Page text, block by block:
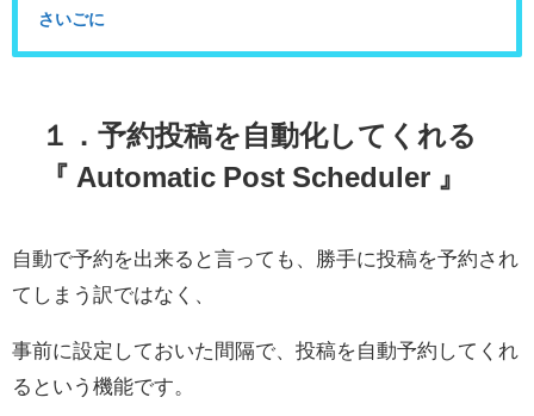
さいごに
１．予約投稿を自動化してくれる
『 Automatic Post Scheduler 』
自動で予約を出来ると言っても、勝手に投稿を予約され
てしまう訳ではなく、
事前に設定しておいた間隔で、投稿を自動予約してくれ
るという機能です。